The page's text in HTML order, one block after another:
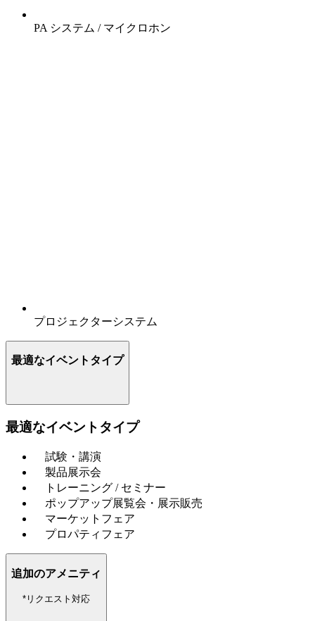
PA システム / マイクロホン
プロジェクターシステム
最適なイベントタイプ
最適なイベントタイプ
試験・講演
製品展示会
トレーニング / セミナー
ポップアップ展覧会・展示販売
マーケットフェア
プロパティフェア
追加のアメニティ
*リクエスト対応